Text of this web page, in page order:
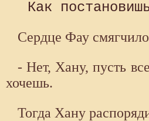
Сердце Фау
- Нет, Хану, пусть
хочешь.
Тогда Хану